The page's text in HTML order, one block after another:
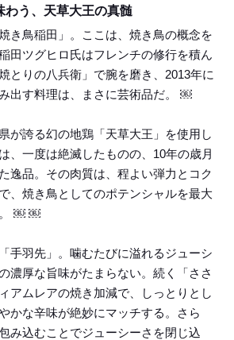
わう、天草大王の真髄
き鳥稲田」。ここは、焼き鳥の概念を
田ツグヒロ氏はフレンチの修行を積ん
とりの八兵衛」で腕を磨き、2013年に
出す料理は、まさに芸術品だ。 ￼
が誇る幻の地鶏「天草大王」を使用し
、一度は絶滅したものの、10年の歳月
逸品。その肉質は、程よい弾力とコク
、焼き鳥としてのポテンシャルを最大
。 ￼ ￼
手羽先」。噛むたびに溢れるジューシ
濃厚な旨味がたまらない。続く「ささ
アムレアの焼き加減で、しっとりとし
かな辛味が絶妙にマッチする。さら
み込むことでジューシーさを閉じ込